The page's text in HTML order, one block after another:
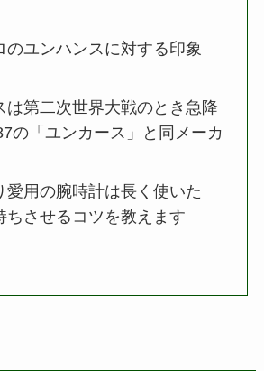
のユンハンスに対する印象
は第二次世界大戦のとき急降
の「ユンカース」と同メーカ
愛用の腕時計は長く使いた
ちさせるコツを教えます